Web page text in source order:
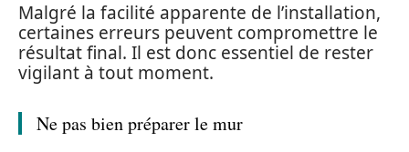
Malgré la facilité apparente de l’installation,
certaines erreurs peuvent compromettre le
résultat final. Il est donc essentiel de rester
vigilant à tout moment.
Ne pas bien préparer le mur